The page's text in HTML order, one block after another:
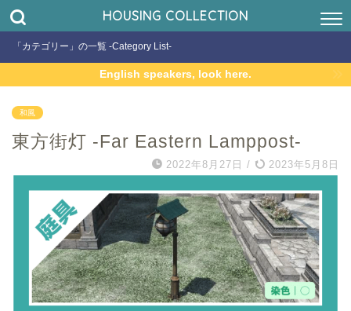
HOUSING COLLECTION
「カテゴリー」の一覧 -Category List-
English speakers, look here.
和風
東方街灯 -Far Eastern Lamppost-
2022年8月27日 / 2023年5月8日